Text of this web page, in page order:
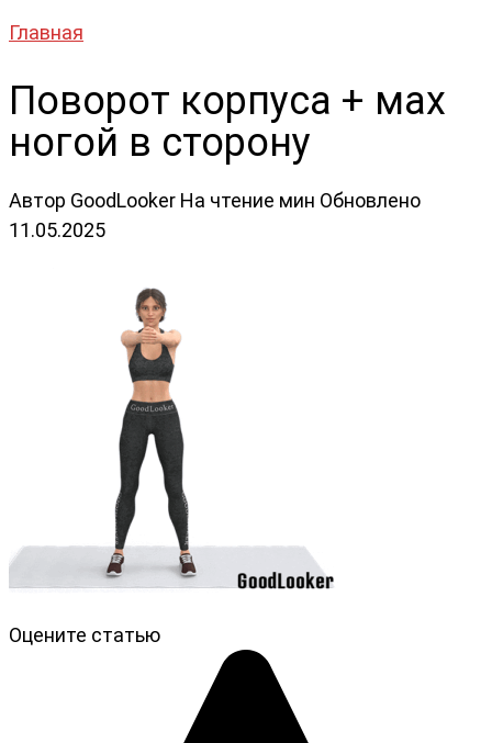
Главная
Поворот корпуса + мах
ногой в сторону
Автор GoodLooker На чтение мин Обновлено
11.05.2025
Оцените статью